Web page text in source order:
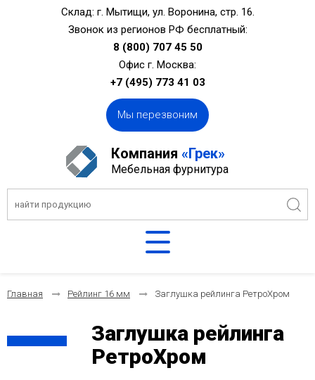
Склад: г. Мытищи, ул. Воронина, стр. 16.
Звонок из регионов РФ бесплатный:
8 (800) 707 45 50
Офис г. Москва:
+7 (495) 773 41 03
Мы перезвоним
Компания «Грек»
Мебельная фурнитура
Главная Рейлинг 16 мм Заглушка рейлинга РетроХром
Заглушка рейлинга
РетроХром